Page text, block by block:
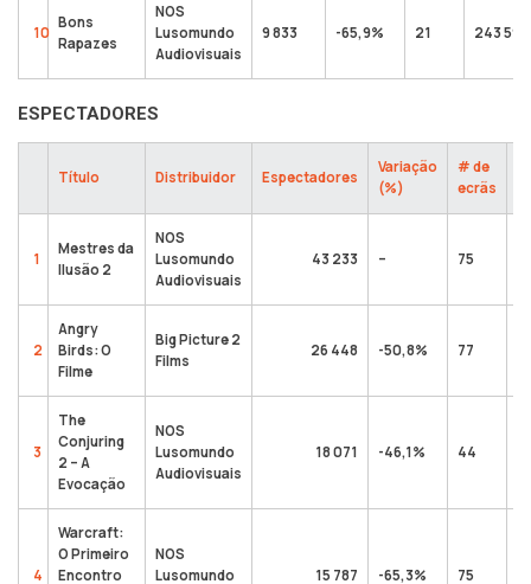
10
Bons
Rapazes
NOS
Lusomundo
Audiovisuais
9 833 -65,9% 21 243 593
ESPECTADORES
Título Distribuidor Espectadores
Variação
(%)
# de
ecrãs
1
Mestres da
Ilusão 2
NOS
Lusomundo
Audiovisuais
43 233 – 75
2
Angry
Birds: O
Filme
Big Picture 2
Films
26 448 -50,8% 77
3
The
Conjuring
2 – A
Evocação
NOS
Lusomundo
Audiovisuais
18 071 -46,1% 44
4
Warcraft:
O Primeiro
Encontro
NOS
Lusomundo
15 787 -65,3% 75